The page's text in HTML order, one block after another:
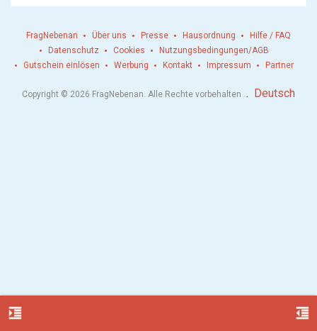
format_indent_increase format_indent_decrease
FragNebenan Über uns Presse Hausordnung
Hilfe / FAQ
Datenschutz
Cookies
Nutzungsbedingungen/AGB
Gutschein einlösen
Werbung Kontakt Impressum Partner
Copyright © 2026 FragNebenan. Alle Rechte vorbehalten . Deutsch